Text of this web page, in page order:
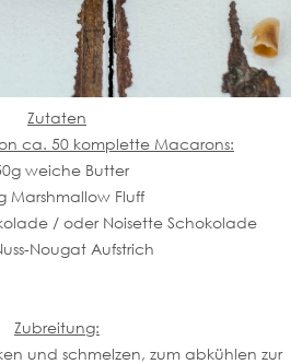
Zutaten
ca. 50 komplette Macarons:
weiche Butter
Marshmallow Fluff
/ oder Noisette Schokolade
Nougat Aufstrich
Zubreitung:
und schmelzen, zum abkühlen zur